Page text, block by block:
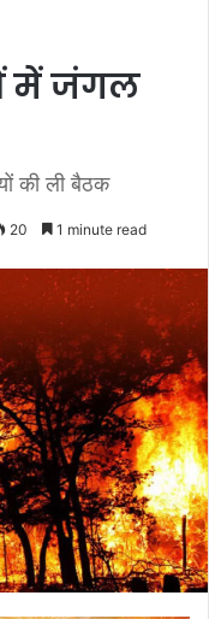
में जंगल
की ली बैठक
20 1 minute read